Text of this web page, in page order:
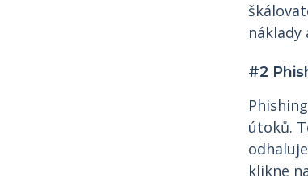
#2
útoků.
klikne